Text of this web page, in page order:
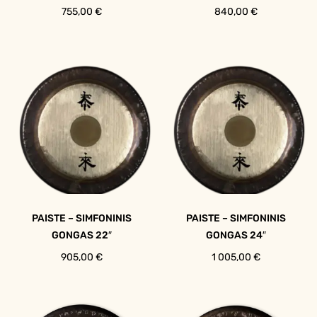
755,00 €
840,00 €
PAISTE – SIMFONINIS
GONGAS 22″
905,00 €
PAISTE – SIMFONINIS
GONGAS 24″
1 005,00 €